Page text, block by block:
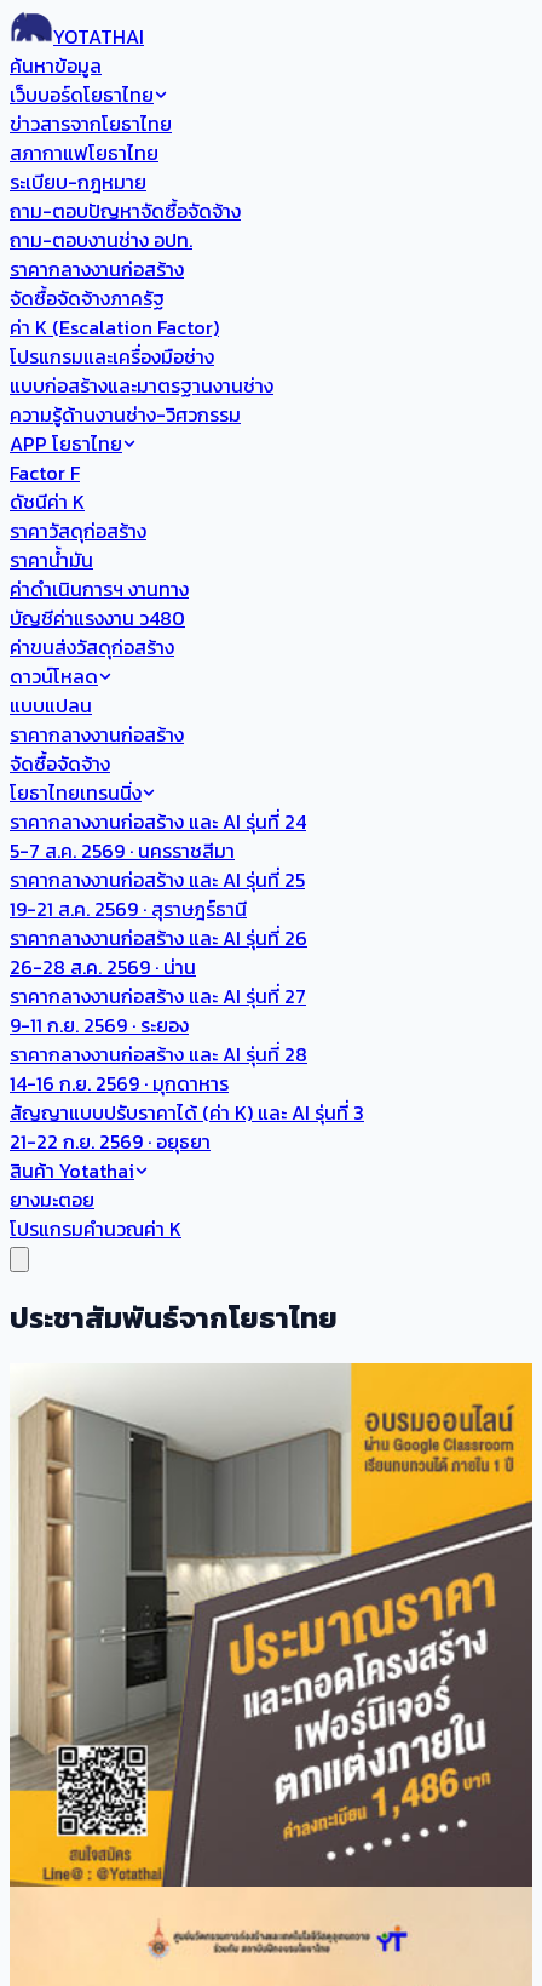
YOTATHAI
ค้นหาข้อมูล
เว็บบอร์ดโยธาไทย
ข่าวสารจากโยธาไทย
สภากาแฟโยธาไทย
ระเบียบ-กฎหมาย
ถาม-ตอบปัญหาจัดซื้อจัดจ้าง
ถาม-ตอบงานช่าง อปท.
ราคากลางงานก่อสร้าง
จัดซื้อจัดจ้างภาครัฐ
ค่า K (Escalation Factor)
โปรแกรมและเครื่องมือช่าง
แบบก่อสร้างและมาตรฐานงานช่าง
ความรู้ด้านงานช่าง-วิศวกรรม
APP โยธาไทย
Factor F
ดัชนีค่า K
ราคาวัสดุก่อสร้าง
ราคาน้ำมัน
ค่าดำเนินการฯ งานทาง
บัญชีค่าแรงงาน ว480
ค่าขนส่งวัสดุก่อสร้าง
ดาวน์โหลด
แบบแปลน
ราคากลางงานก่อสร้าง
จัดซื้อจัดจ้าง
โยธาไทยเทรนนิ่ง
ราคากลางงานก่อสร้าง และ AI รุ่นที่ 24
5-7 ส.ค. 2569 · นครราชสีมา
ราคากลางงานก่อสร้าง และ AI รุ่นที่ 25
19-21 ส.ค. 2569 · สุราษฎร์ธานี
ราคากลางงานก่อสร้าง และ AI รุ่นที่ 26
26-28 ส.ค. 2569 · น่าน
ราคากลางงานก่อสร้าง และ AI รุ่นที่ 27
9-11 ก.ย. 2569 · ระยอง
ราคากลางงานก่อสร้าง และ AI รุ่นที่ 28
14-16 ก.ย. 2569 · มุกดาหาร
สัญญาแบบปรับราคาได้ (ค่า K) และ AI รุ่นที่ 3
21-22 ก.ย. 2569 · อยุธยา
สินค้า Yotathai
ยางมะตอย
โปรแกรมคำนวณค่า K
ประชาสัมพันธ์จากโยธาไทย